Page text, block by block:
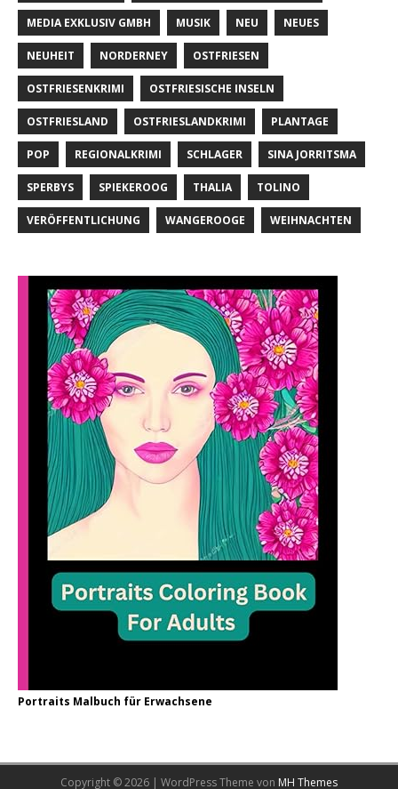
MEDIA EXKLUSIV GMBH MUSIK NEU NEUES
NEUHEIT NORDERNEY OSTFRIESEN
OSTFRIESENKRIMI OSTFRIESISCHE INSELN
OSTFRIESLAND OSTFRIESLANDKRIMI PLANTAGE
POP REGIONALKRIMI SCHLAGER SINA JORRITSMA
SPERBYS SPIEKEROOG THALIA TOLINO
VERÖFFENTLICHUNG WANGEROOGE WEIHNACHTEN
Portraits Malbuch für Erwachsene
Copyright © 2026 | WordPress Theme von MH Themes